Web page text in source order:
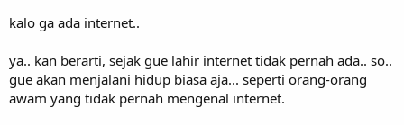
kalo ga ada internet..
ya.. kan berarti, sejak gue lahir internet tidak pernah ada.. so..
gue akan menjalani hidup biasa aja... seperti orang-orang
awam yang tidak pernah mengenal internet.